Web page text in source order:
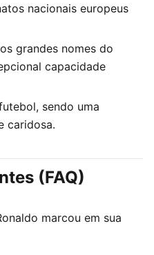
nacionais europeus
grandes nomes do
capacidade
sendo uma
caridosa.
(FAQ)
marcou em sua